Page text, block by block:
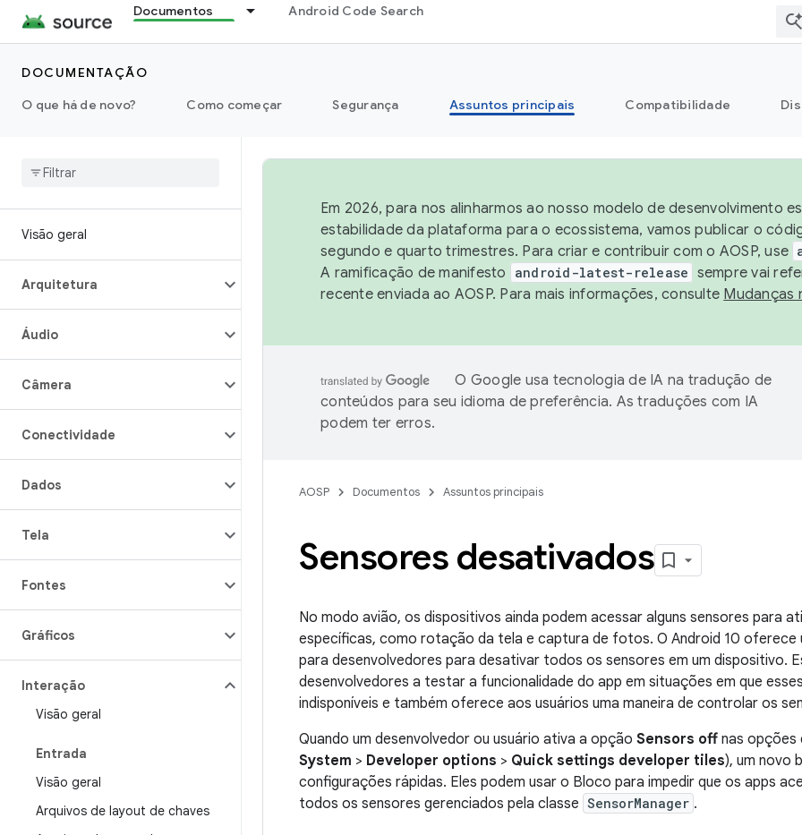
Documentos Android Code Search
DOCUMENTAÇÃO
O que há de novo?
Como começar Segurança Assuntos principais Compatibilidade
Visão geral
Arquitetura
Áudio
Câmera
Conectividade
Dados
Tela
Fontes
Gráficos
Interação
Visão geral
Entrada
Visão geral
Arquivos de layout de chaves
Em 2026, para nos alinharmos ao nosso modelo de desenvolvimento
estabilidade da plataforma para o ecossistema, vamos publicar o
segundo e quarto trimestres. Para criar e contribuir com o AOSP, use
A ramificação de manifesto android-latest-release sempre vai
recente enviada ao AOSP. Para mais informações, consulte Mudanças
O Google usa tecnologia de IA na tradução de
conteúdos para seu idioma de preferência. As traduções com IA
podem ter erros.
AOSP Documentos Assuntos principais
Sensores desativados
No modo avião, os dispositivos ainda podem acessar alguns sensores para
específicas, como rotação da tela e captura de fotos. O Android 10 oferece
para desenvolvedores para desativar todos os sensores em um dispositivo.
desenvolvedores a testar a funcionalidade do app em situações em que
indisponíveis e também oferece aos usuários uma maneira de controlar os
Quando um desenvolvedor ou usuário ativa a opção Sensors off nas opções
System > Developer options > Quick settings developer tiles), um novo
configurações rápidas. Eles podem usar o Bloco para impedir que os apps
todos os sensores gerenciados pela classe SensorManager .